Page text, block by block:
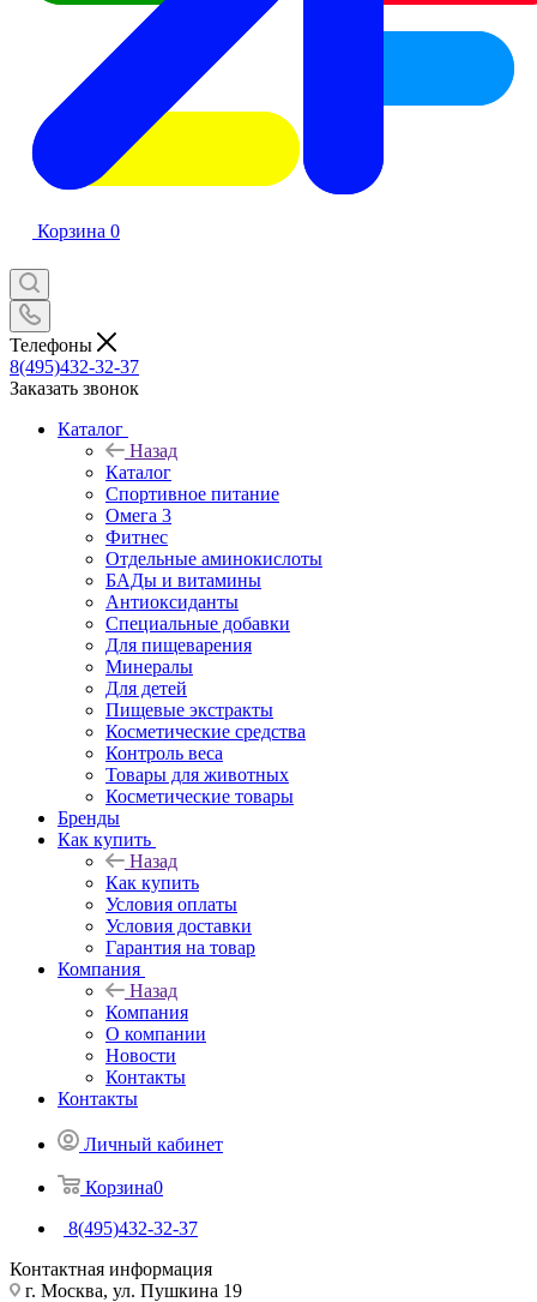
Корзина 0
Телефоны
8(495)432-32-37
Заказать звонок
Каталог
Назад
Каталог
Спортивное питание
Омега 3
Фитнес
Отдельные аминокислоты
БАДы и витамины
Антиоксиданты
Специальные добавки
Для пищеварения
Минералы
Для детей
Пищевые экстракты
Косметические средства
Контроль веса
Товары для животных
Косметические товары
Бренды
Как купить
Назад
Как купить
Условия оплаты
Условия доставки
Гарантия на товар
Компания
Назад
Компания
О компании
Новости
Контакты
Контакты
Личный кабинет
Корзина0
8(495)432-32-37
Контактная информация
г. Москва, ул. Пушкина 19